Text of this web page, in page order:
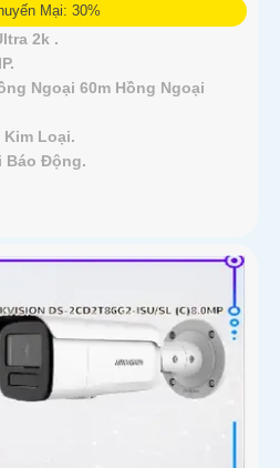
Mại: 30%
2k .
IP.
Ngoại 60m Hồng Ngoại
Kim Loại.
Báo Động.